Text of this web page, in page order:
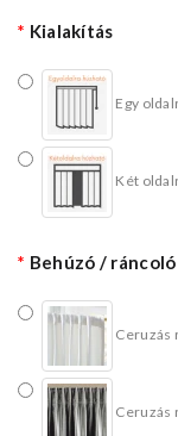
Kialakítás
Egy
Két
Behúzó / ráncoló
Ceruzás
Ceruzás